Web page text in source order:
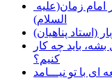
السلام)
(استاد پناهیان)
باید چه کار
کنیم؟